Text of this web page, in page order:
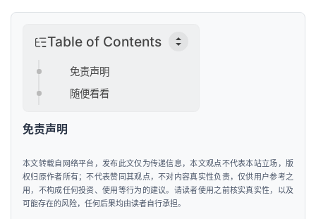
融
人
工
Table of Contents
免责声明
随便看看
免责声明
本文转载自网络平台，发布此文仅为传递信息，本文观点不代表本站立场，版
权归原作者所有；不代表赞同其观点，不对内容真实性负责，仅供用户参考之
用，不构成任何投资、使用等行为的建议。请读者使用之前核实真实性，以及
可能存在的风险，任何后果均由读者自行承担。